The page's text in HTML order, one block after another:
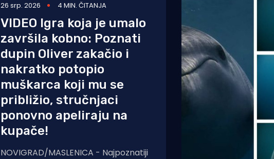
26 srp. 2026 4 MIN. ČITANJA
VIDEO Igra koja je umalo
završila kobno: Poznati
dupin Oliver zakačio i
nakratko potopio
muškarca koji mu se
približio, stručnjaci
ponovno apeliraju na
kupače!
NOVIGRAD/MASLENICA - Najpoznatiji